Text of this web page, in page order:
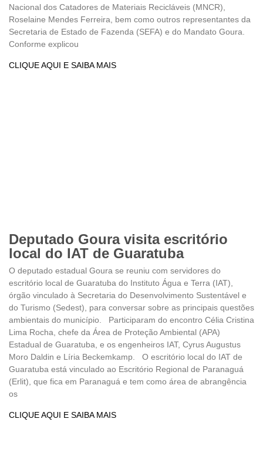
Nacional dos Catadores de Materiais Recicláveis (MNCR),
Roselaine Mendes Ferreira, bem como outros representantes da
Secretaria de Estado de Fazenda (SEFA) e do Mandato Goura.
Conforme explicou
CLIQUE AQUI E SAIBA MAIS
Deputado Goura visita escritório
local do IAT de Guaratuba
O deputado estadual Goura se reuniu com servidores do
escritório local de Guaratuba do Instituto Água e Terra (IAT),
órgão vinculado à Secretaria do Desenvolvimento Sustentável e
do Turismo (Sedest), para conversar sobre as principais questões
ambientais do município. Participaram do encontro Célia Cristina
Lima Rocha, chefe da Área de Proteção Ambiental (APA)
Estadual de Guaratuba, e os engenheiros IAT, Cyrus Augustus
Moro Daldin e Líria Beckemkamp. O escritório local do IAT de
Guaratuba está vinculado ao Escritório Regional de Paranaguá
(Erlit), que fica em Paranaguá e tem como área de abrangência
os
CLIQUE AQUI E SAIBA MAIS